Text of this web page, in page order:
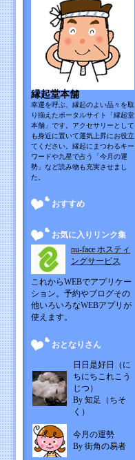
縁起堂本舗
幸運を呼ぶ、縁起のよい品々を取
り揃えたポータルサイト「縁起堂
本舗」です。アクセサリーとして
も身近に置いて運気上昇にお役立
てください。縁起にまつわるキー
ワードや九星で占う「今月の運
勢」など読み物も充実させまし
た。
おすすめ
お気に入りリンク集
nu-face ホスティ
ングサービス
これからWEBでアプリケー
ション。予約やブログその
他いろいろなWEBアプリが
使えます。
おとなりさん
日日是好日（に
ちにちこれこう
じつ）
By 知足（ちそ
く）
今月の運勢
By 街角の易者